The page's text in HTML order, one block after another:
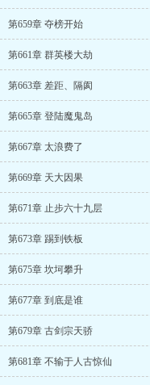
第659章 夺榜开始
第661章 群英楼大劫
第663章 差距、隔阂
第665章 登陆魔鬼岛
第667章 太浪费了
第669章 天大因果
第671章 止步六十九层
第673章 踢到铁板
第675章 坎坷攀升
第677章 到底是谁
第679章 古剑宗天骄
第681章 不输于人古惊仙